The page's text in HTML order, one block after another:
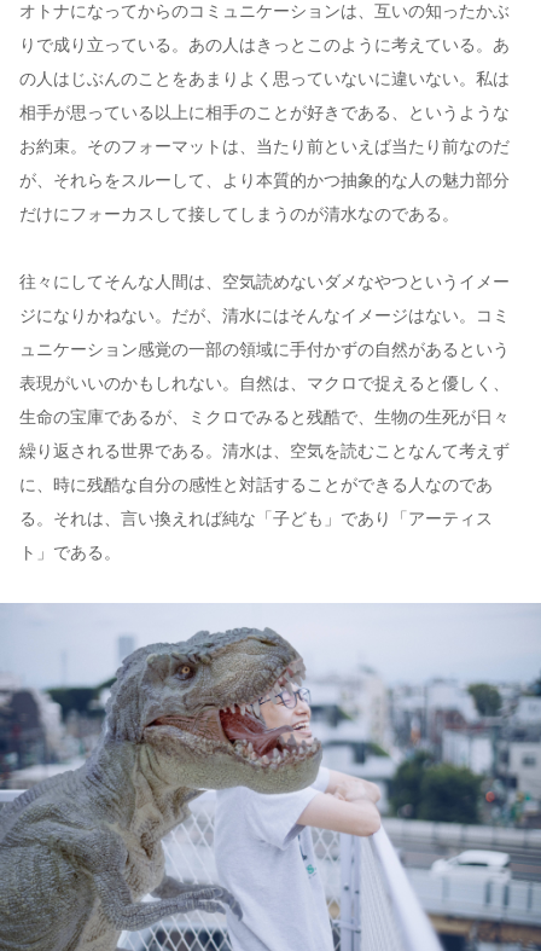
オトナになってからのコミュニケーションは、互いの知ったかぶ
りで成り立っている。あの人はきっとこのように考えている。あ
の人はじぶんのことをあまりよく思っていないに違いない。私は
相手が思っている以上に相手のことが好きである、というような
お約束。そのフォーマットは、当たり前といえば当たり前なのだ
が、それらをスルーして、より本質的かつ抽象的な人の魅力部分
だけにフォーカスして接してしまうのが清水なのである。
往々にしてそんな人間は、空気読めないダメなやつというイメー
ジになりかねない。だが、清水にはそんなイメージはない。コミ
ュニケーション感覚の一部の領域に手付かずの自然があるという
表現がいいのかもしれない。自然は、マクロで捉えると優しく、
生命の宝庫であるが、ミクロでみると残酷で、生物の生死が日々
繰り返される世界である。清水は、空気を読むことなんて考えず
に、時に残酷な自分の感性と対話することができる人なのであ
る。それは、言い換えれば純な「子ども」であり「アーティス
ト」である。